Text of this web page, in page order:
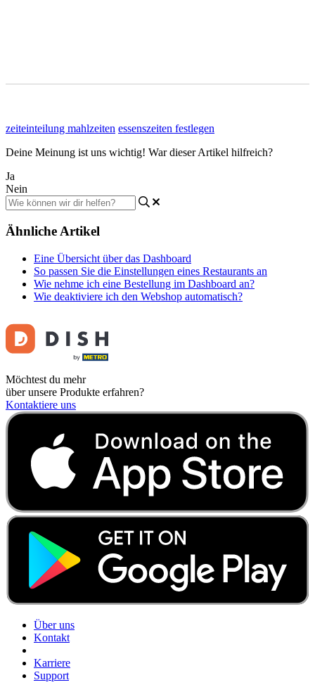
zeiteinteilung mahlzeiten essenszeiten festlegen
Deine Meinung ist uns wichtig! War dieser Artikel hilfreich?
Ja
Nein
Ähnliche Artikel
Eine Übersicht über das Dashboard
So passen Sie die Einstellungen eines Restaurants an
Wie nehme ich eine Bestellung im Dashboard an?
Wie deaktiviere ich den Webshop automatisch?
Möchtest du mehr
über unsere Produkte erfahren?
Kontaktiere uns
Über uns
Kontakt
Karriere
Support